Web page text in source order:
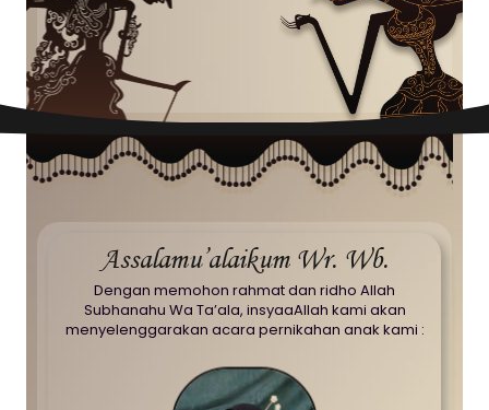
Assalamu’alaikum Wr. Wb.
Dengan memohon rahmat dan ridho Allah
Subhanahu Wa Ta’ala, insyaaAllah kami akan
menyelenggarakan acara pernikahan anak kami :